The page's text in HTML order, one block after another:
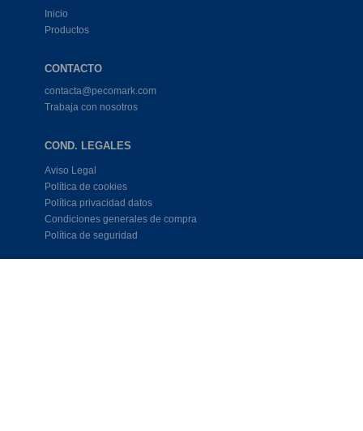
Inicio
Productos
CONTACTO
contacta@pecomark.com
Trabaja con nosotros
COND. LEGALES
Aviso Legal
Política de cookies
Política privacidad datos
Condiciones generales de compra
Política de seguridad